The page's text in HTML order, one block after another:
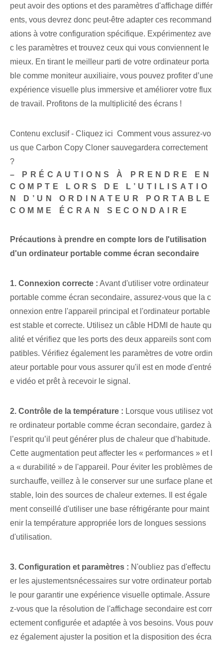
peut avoir des options et des paramètres d'affichage différ
ents, vous devrez donc peut-être adapter ces recommand
ations à votre configuration spécifique. Expérimentez ave
c les paramètres et trouvez ceux qui vous conviennent le
mieux. En tirant le meilleur parti de votre ordinateur porta
ble comme moniteur auxiliaire, vous pouvez profiter d’une
expérience visuelle plus immersive et améliorer votre flux
de travail. Profitons de la multiplicité des écrans !
Contenu exclusif - Cliquez ici Comment vous assurez-vo
us que Carbon Copy Cloner sauvegardera correctement
?
– PRÉCAUTIONS À PRENDRE EN
COMPTE LORS DE L’UTILISATIO
N D’UN ORDINATEUR PORTABLE
COMME ÉCRAN SECONDAIRE
Précautions à prendre en compte lors de l'utilisation
d'un ordinateur portable comme écran secondaire
1. Connexion correcte : Avant d'utiliser votre ordinateur
portable comme écran secondaire, assurez-vous que la c
onnexion entre l'appareil principal et l'ordinateur portable
est stable et correcte. Utilisez un câble HDMI de haute qu
alité et vérifiez que les ports des deux appareils sont com
patibles. Vérifiez également les paramètres de votre ordin
ateur portable pour vous assurer qu'il est en mode d'entré
e vidéo et prêt à recevoir le signal.
2. Contrôle de la température : Lorsque vous utilisez vot
re ordinateur portable comme écran secondaire, gardez à
l’esprit qu’il peut générer plus de chaleur que d’habitude.
Cette⁤ augmentation peut affecter les « performances » et l
a « durabilité » de l'appareil. Pour éviter les problèmes de
surchauffe, veillez à le conserver sur une surface plane et
stable, loin des sources de chaleur externes. Il est égale
ment conseillé d'utiliser une base réfrigérante pour maint
enir la température appropriée lors de longues sessions
d'utilisation.
3. Configuration⁢ et paramètres : ‌N'oubliez pas⁢ d'effectu
er les ⁢ajustements⁢nécessaires ⁢sur votre ordinateur portab
le⁤ pour garantir une expérience visuelle⁢ optimale. Assure
z-vous que la résolution de l'affichage secondaire est corr
ectement configurée et adaptée à vos besoins. Vous pouv
ez également ajuster la position et la disposition des écra